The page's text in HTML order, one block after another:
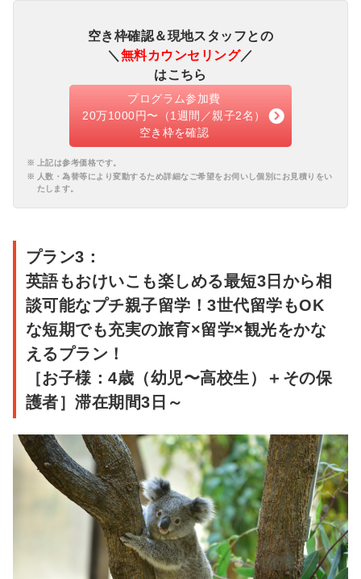
空き枠確認＆現地スタッフとの
＼ 無料カウンセリング／
はこちら
プログラム参加費
20万1000円〜（1週間／親子2名）
空き枠を確認
上記は参考価格です。
人数・為替等により変動するため詳細なご希望をお伺いし個別にお見積りをい
たします。
プラン3：
英語もおけいこも楽しめる最短3日から相
談可能なプチ親子留学！3世代留学もOK
な短期でも充実の旅育×留学×観光をかな
えるプラン！
［お子様：4歳（幼児〜高校生）＋その保
護者］滞在期間3日～